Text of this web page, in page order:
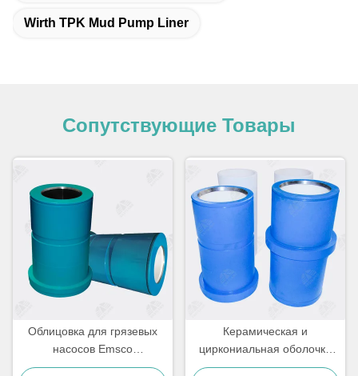
Wirth TPK Mud Pump Liner
Сопутствующие Товары
Облицовка для грязевых
насосов Emsco
FB1300/1600
Керамическая и
циркониальная оболочка
для грязевых насосов